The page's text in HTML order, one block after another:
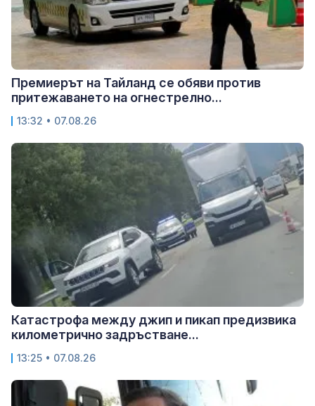
Премиерът на Тайланд се обяви против
притежаването на огнестрелно...
13:32 • 07.08.26
Катастрофа между джип и пикап предизвика
километрично задръстване...
13:25 • 07.08.26